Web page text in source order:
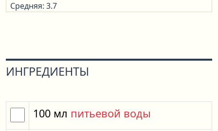
Средняя: 3.7
ИНГРЕДИЕНТЫ
100 мл питьевой воды